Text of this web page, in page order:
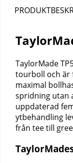
TaylorMade
tourboll och är
maximal
spridning utan
uppdaterad
ytbehandling
från tee till